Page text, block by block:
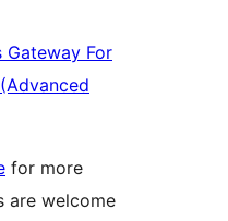
Gateway For
for more
are welcome